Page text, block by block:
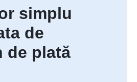
simplu
de
de plată